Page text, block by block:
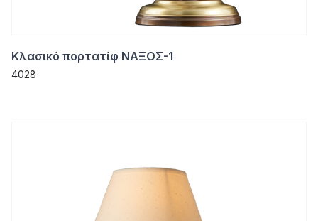
Κλασικό πορτατίφ ΝΑΞΟΣ-1
4028